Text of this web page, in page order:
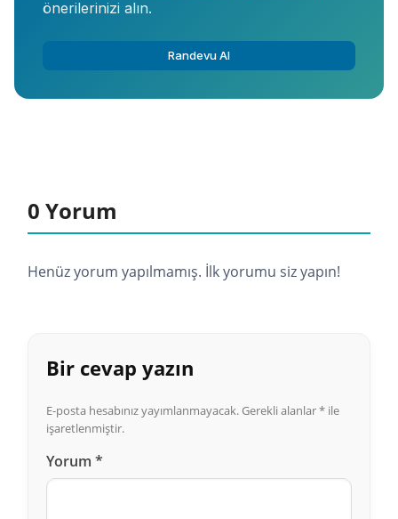
önerilerinizi alın.
Randevu Al
0 Yorum
Henüz yorum yapılmamış. İlk yorumu siz yapın!
Bir cevap yazın
E-posta hesabınız yayımlanmayacak.Gerekli alanlar* ile
işaretlenmiştir.
Yorum *